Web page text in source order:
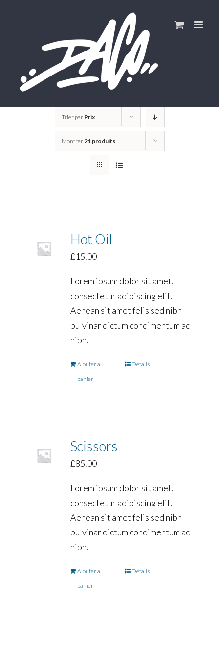
Trier par Prix
Montrer24 produits
Hot Oil
£15.00
Lorem ipsum dolor sit amet,
consectetur adipiscing elit.
Aenean sit amet felis sed nibh
pulvinar dictum condimentum ac
nibh.
Ajouter au
panier
Détails
Scissors
£85.00
Lorem ipsum dolor sit amet,
consectetur adipiscing elit.
Aenean sit amet felis sed nibh
pulvinar dictum condimentum ac
nibh.
Ajouter au
panier
Détails